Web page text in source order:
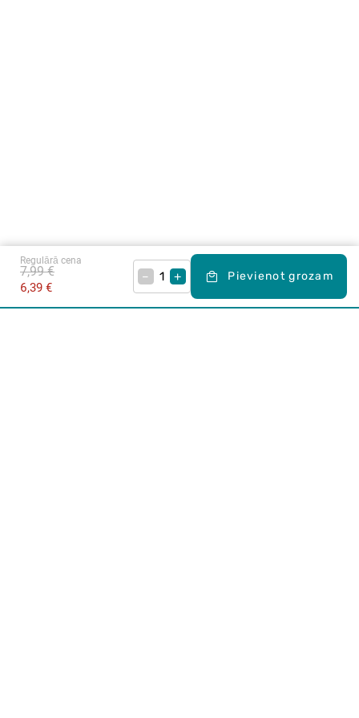
Regulārā cena
6,39 €
7,99 € – + Pievienot grozam